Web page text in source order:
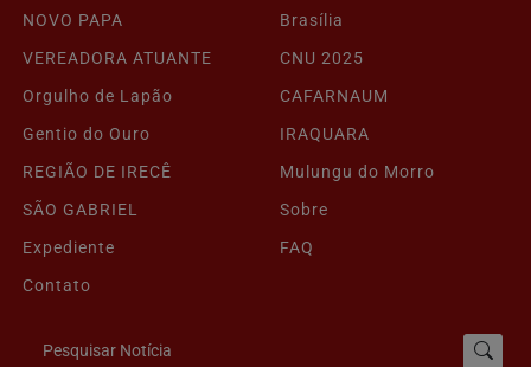
NOVO PAPA
Brasília
VEREADORA ATUANTE
CNU 2025
Orgulho de Lapão
CAFARNAUM
Gentio do Ouro
IRAQUARA
REGIÃO DE IRECÊ
Mulungu do Morro
SÃO GABRIEL
Sobre
Expediente
FAQ
Contato